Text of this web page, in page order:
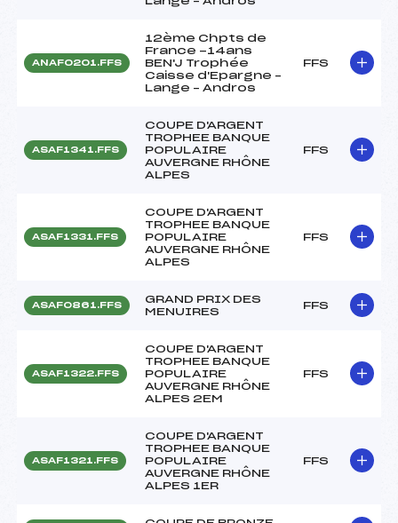
ANAF0201.FFS
12ème Chpts de
France -14ans
BEN'J Trophée
Caisse d'Epargne –
Lange – Andros
FFS
ASAF1341.FFS
COUPE D'ARGENT
TROPHEE BANQUE
POPULAIRE
AUVERGNE RHÔNE
ALPES
FFS
ASAF1331.FFS
COUPE D'ARGENT
TROPHEE BANQUE
POPULAIRE
AUVERGNE RHÔNE
ALPES
FFS
ASAF0861.FFS
GRAND PRIX DES
MENUIRES
FFS
ASAF1322.FFS
COUPE D'ARGENT
TROPHEE BANQUE
POPULAIRE
AUVERGNE RHÔNE
ALPES 2EM
FFS
ASAF1321.FFS
COUPE D'ARGENT
TROPHEE BANQUE
POPULAIRE
AUVERGNE RHÔNE
ALPES 1ER
FFS